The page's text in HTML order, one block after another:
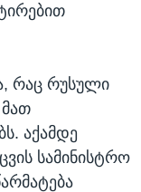
რაც რუსული
აქამდე
სამინისტრო